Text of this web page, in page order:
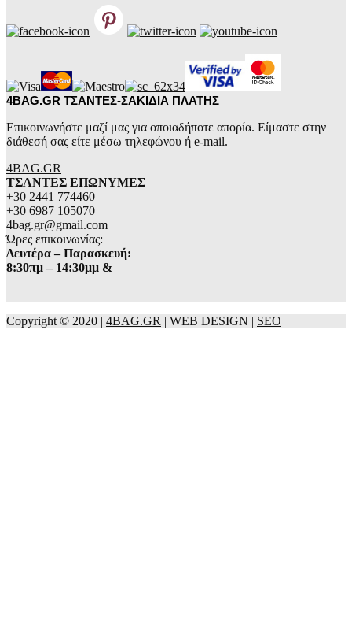
4BAG.GR ΤΣΑΝΤΕΣ-ΣΑΚΙΔΙΑ ΠΛΑΤΗΣ
Επικοινωνήστε μαζί μας για οποιαδήποτε απορία. Είμαστε στην
διάθεσή σας είτε μέσω τηλεφώνου ή e-mail.
4BAG.GR
ΤΣΑΝΤΕΣ ΕΠΩΝΥΜΕΣ
+30 2441 774460
+30 6987 105070
4bag.gr@gmail.com
Ώρες επικοινωνίας:
Δευτέρα – Παρασκευή:
8:30πμ – 14:30μμ &
Copyright © 2020 | 4BAG.GR | WEB DESIGN | SEO